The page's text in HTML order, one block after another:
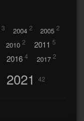
3 2004 2 2005 2
2010 2 2011 5
2016 4 2017 2
2021 42